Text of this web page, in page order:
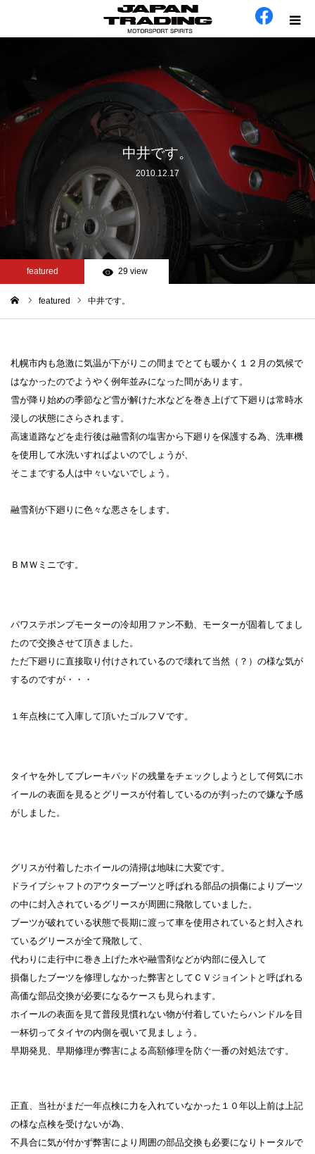
中井です。
2010.12.17
featured 29 view
featured 中井です。
札幌市内も急激に気温が下がりこの間までとても暖かく１２月の気候で
はなかったのでようやく例年並みになった間があります。
雪が降り始めの季節など雪が解けた水などを巻き上げて下廻りは常時水
浸しの状態にさらされます。
高速道路などを走行後は融雪剤の塩害から下廻りを保護する為、洗車機
を使用して水洗いすればよいのでしょうが、
そこまでする人は中々いないでしょう。
融雪剤が下廻りに色々な悪さをします。
ＢＭＷミニです。
パワステポンプモーターの冷却用ファン不動、モーターが固着してまし
たので交換させて頂きました。
ただ下廻りに直接取り付けされているので壊れて当然（？）の様な気が
するのですが・・・
１年点検にて入庫して頂いたゴルフⅤです。
タイヤを外してブレーキパッドの残量をチェックしようとして何気にホ
イールの表面を見るとグリースが付着しているのが判ったので嫌な予感
がしました。
グリスが付着したホイールの清掃は地味に大変です。
ドライブシャフトのアウターブーツと呼ばれる部品の損傷によりブーツ
の中に封入されているグリースが周囲に飛散していました。
ブーツが破れている状態で長期に渡って車を使用されていると封入され
ているグリースが全て飛散して、
代わりに走行中に巻き上げた水や融雪剤などが内部に侵入して
損傷したブーツを修理しなかった弊害としてＣＶジョイントと呼ばれる
高価な部品交換が必要になるケースも見られます。
ホイールの表面を見て普段見慣れない物が付着していたらハンドルを目
一杯切ってタイヤの内側を覗いて見ましょう。
早期発見、早期修理が弊害による高額修理を防ぐ一番の対処法です。
正直、当社がまだ一年点検に力を入れていなかった１０年以上前は上記
の様な点検を受けないが為、
不具合に気が付かず弊害により周囲の部品交換も必要になりトータルで
在庫車
カテゴリー
工場日誌
お問い合わせ